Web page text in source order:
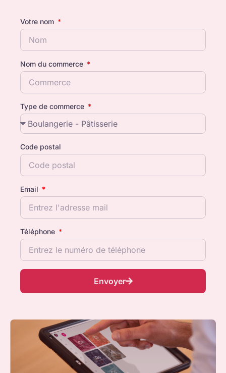
Votre nom
Nom du commerce
Type de commerce
Code postal
Email
Téléphone
Envoyer